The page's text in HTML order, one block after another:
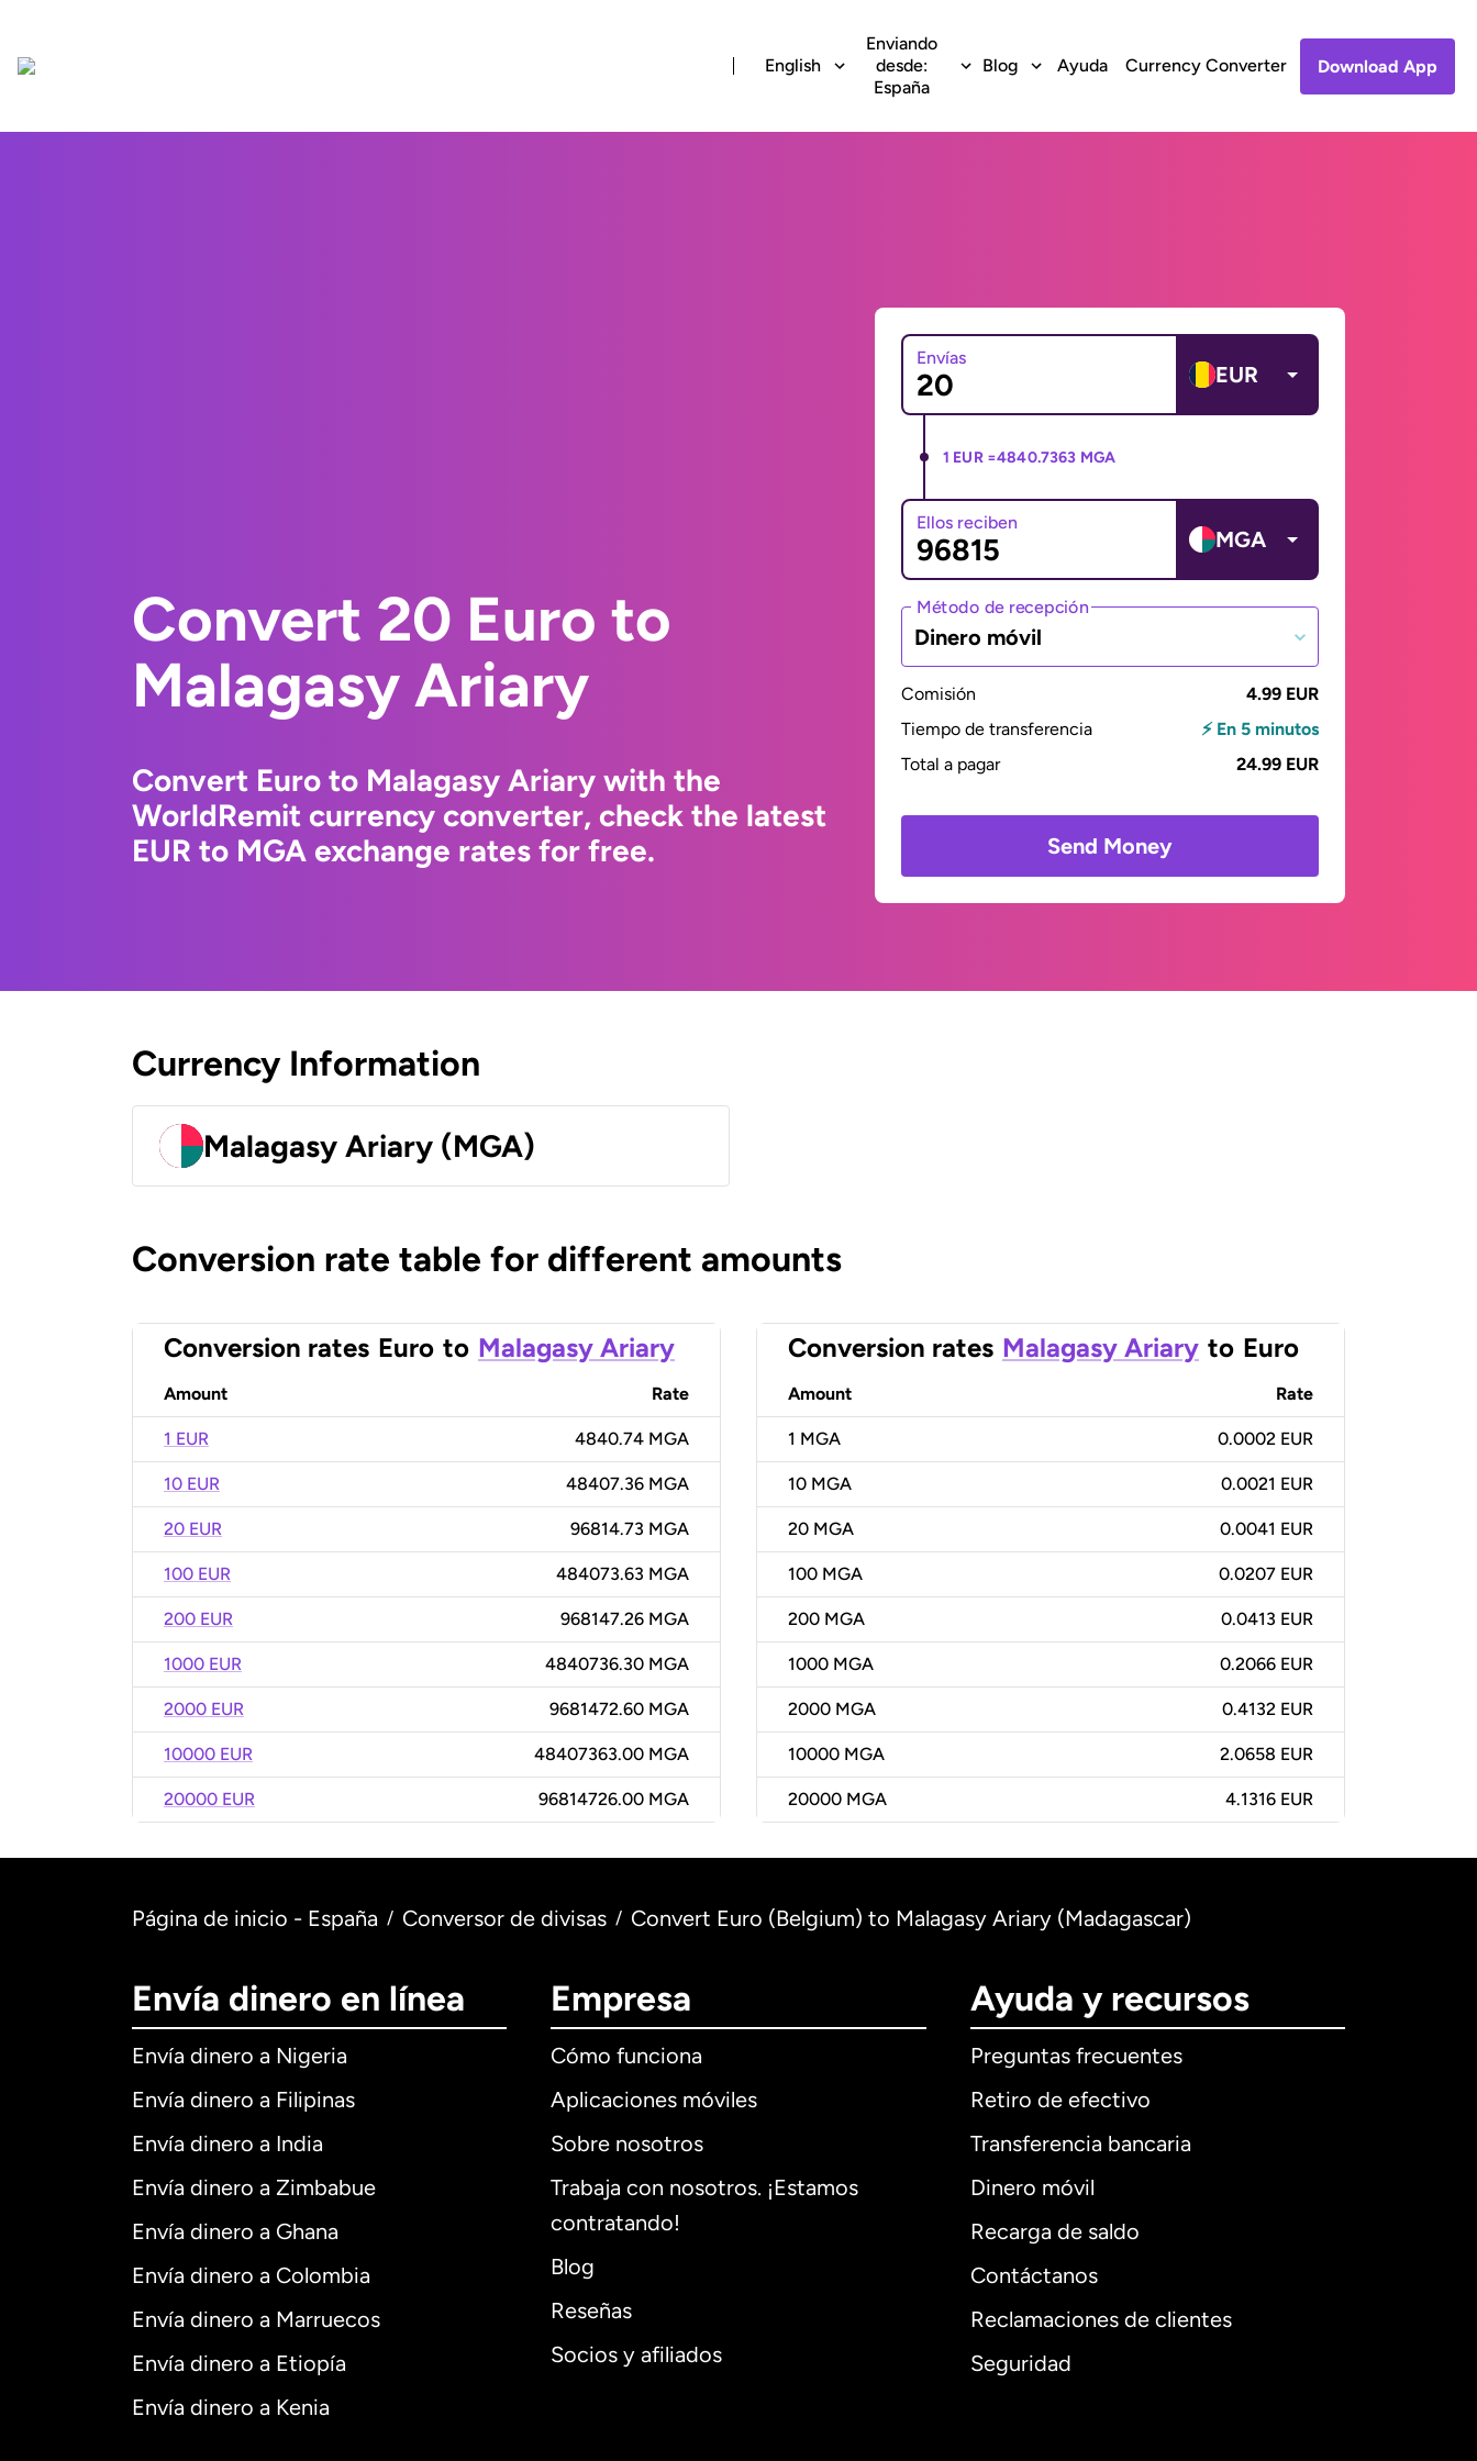
English
Enviando
desde:
España
Blog Ayuda Currency Converter Download App
Convert 20 Euro to
Malagasy Ariary
Convert Euro to Malagasy Ariary with the
WorldRemit currency converter, check the latest
EUR to MGA exchange rates for free.
Envías
EUR
1 EUR =4840.7363 MGA
Ellos reciben
MGA
Método de recepción
Dinero móvil
Comisión
4.99 EUR
Tiempo de transferencia
⚡ En 5 minutos
Total a pagar
24.99 EUR
Send Money
Currency Information
Malagasy Ariary (MGA)
Conversion rate table for different amounts
Conversion rates Euro to Malagasy Ariary
Amount Rate
1 EUR 4840.74 MGA
10 EUR 48407.36 MGA
20 EUR 96814.73 MGA
100 EUR 484073.63 MGA
200 EUR 968147.26 MGA
1000 EUR 4840736.30 MGA
2000 EUR 9681472.60 MGA
10000 EUR 48407363.00 MGA
20000 EUR 96814726.00 MGA
Conversion rates Malagasy Ariary to Euro
Amount Rate
1 MGA 0.0002 EUR
10 MGA 0.0021 EUR
20 MGA 0.0041 EUR
100 MGA 0.0207 EUR
200 MGA 0.0413 EUR
1000 MGA 0.2066 EUR
2000 MGA 0.4132 EUR
10000 MGA 2.0658 EUR
20000 MGA 4.1316 EUR
Página de inicio - España / Conversor de divisas / Convert Euro (Belgium) to Malagasy Ariary (Madagascar)
Envía dinero en línea
Envía dinero a Nigeria
Envía dinero a Filipinas
Envía dinero a India
Envía dinero a Zimbabue
Envía dinero a Ghana
Envía dinero a Colombia
Envía dinero a Marruecos
Envía dinero a Etiopía
Envía dinero a Kenia
Empresa
Cómo funciona
Aplicaciones móviles
Sobre nosotros
Trabaja con nosotros. ¡Estamos
contratando!
Blog
Reseñas
Socios y afiliados
Ayuda y recursos
Preguntas frecuentes
Retiro de efectivo
Transferencia bancaria
Dinero móvil
Recarga de saldo
Contáctanos
Reclamaciones de clientes
Seguridad